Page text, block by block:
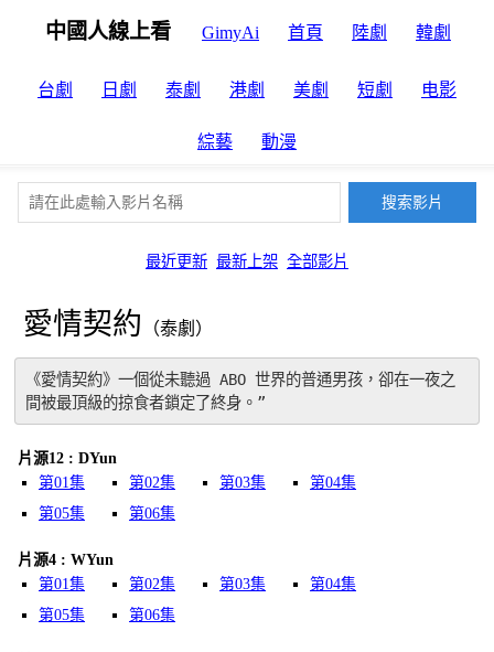
中國人線上看 GimyAi 首頁 陸劇 韓劇
台劇 日劇 泰劇 港劇 美劇 短劇 电影
綜藝 動漫
最近更新 最新上架 全部影片
愛情契約 （泰劇）
《愛情契約》一個從未聽過 ABO 世界的普通男孩，卻在一夜之
間被最頂級的掠食者鎖定了終身。”
片源12 : DYun
第01集
第02集 第03集
第04集
第05集
第06集
片源4 : WYun
第01集
第02集 第03集
第04集
第05集
第06集